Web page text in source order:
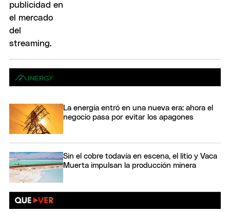
La energía entró en una nueva era: ahora el
negocio pasa por evitar los apagones
Sin el cobre todavía en escena, el litio y Vaca
Muerta impulsan la producción minera